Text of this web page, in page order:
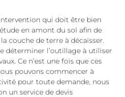
qui doit être bien
en amont du sol afin de
couche de terre à décaisser.
déterminer l’outillage à utiliser
Ce n’est une fois que ces
pouvons commencer à
pour toute demande, nous
un service de devis